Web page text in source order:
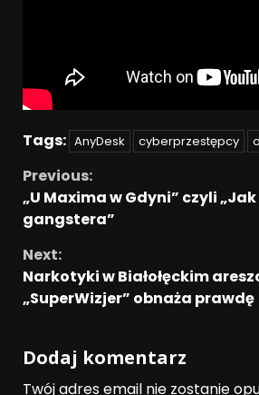
Tags: AnyDesk cyberprzestępcy
Previous:
„U Maxima w Gdyni” czyli
gangstera”
Next:
Narkotyki w Białołęckim
„SuperWizjer” obnaża prawdę
Dodaj komentarz
Twój adres email nie zostanie